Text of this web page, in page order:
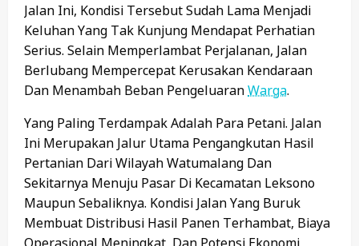
Jalan Ini, Kondisi Tersebut Sudah Lama Menjadi
Keluhan Yang Tak Kunjung Mendapat Perhatian
Serius. Selain Memperlambat Perjalanan, Jalan
Berlubang Mempercepat Kerusakan Kendaraan
Dan Menambah Beban PengeluaranWarga.
Yang Paling Terdampak Adalah Para Petani. Jalan
Ini Merupakan Jalur Utama Pengangkutan Hasil
Pertanian Dari Wilayah Watumalang Dan
Sekitarnya Menuju Pasar Di Kecamatan Leksono
Maupun Sebaliknya. Kondisi Jalan Yang Buruk
Membuat Distribusi Hasil Panen Terhambat, Biaya
Operasional Meningkat, Dan Potensi Ekonomi